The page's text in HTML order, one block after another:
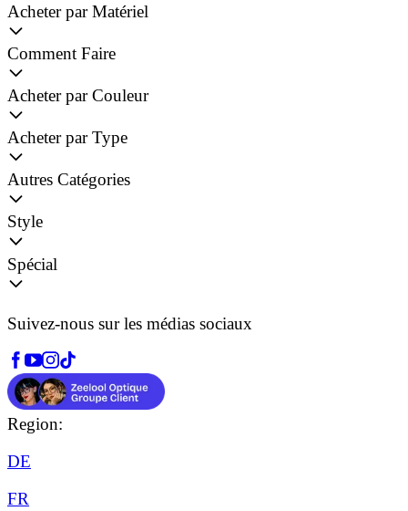
Acheter par Matériel
Comment Faire
Acheter par Couleur
Acheter par Type
Autres Catégories
Style
Spécial
Suivez-nous sur les médias sociaux
Region:
DE
FR